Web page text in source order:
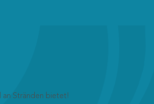
an Stränden bietet!